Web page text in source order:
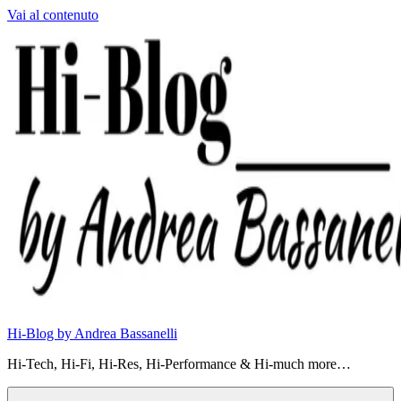
Vai al contenuto
Hi-Blog by Andrea Bassanelli
Hi-Tech, Hi-Fi, Hi-Res, Hi-Performance & Hi-much more…